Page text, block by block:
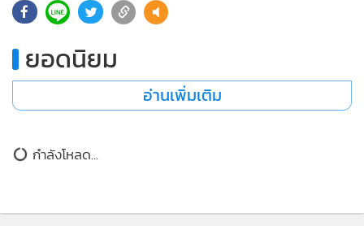
• News1
ยอดนิยม
อ่านเพิ่มเติม
กำลังโหลด...